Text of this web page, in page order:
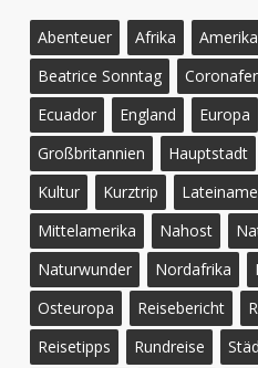
Abenteuer Afrika Amerika
Beatrice Sonntag
Ecuador
England Europa
Großbritannien
Hauptstadt
Kultur
Kurztrip
Mittelamerika
Nahost
Naturwunder
Nordafrika
Osteuropa
Reisebericht
Reisetipps
Rundreise